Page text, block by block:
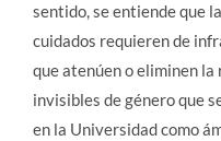
sentido, se entiende que
cuidados requieren de
que atenúen o eliminen la
invisibles de género que
en la Universidad como